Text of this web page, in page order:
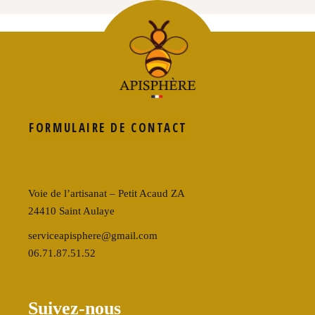
FORMULAIRE DE CONTACT
Voie de l’artisanat – Petit Acaud ZA
24410 Saint Aulaye
serviceapisphere@gmail.com
06.71.87.51.52
Suivez-nous